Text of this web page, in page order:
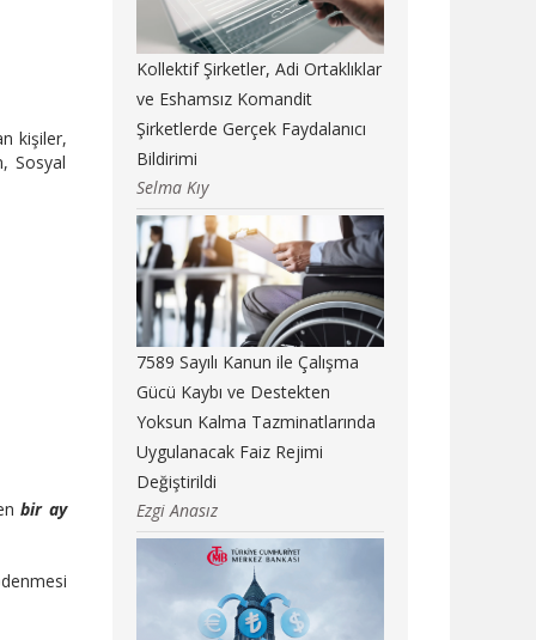
kişiler,
Sosyal
bir ay
Kollektif Şirketler, Adi Ortaklıklar
ve Eshamsız Komandit
Şirketlerde Gerçek Faydalanıcı
Bildirimi
Selma Kıy
7589 Sayılı Kanun ile Çalışma
Gücü Kaybı ve Destekten
Yoksun Kalma Tazminatlarında
Uygulanacak Faiz Rejimi
Değiştirildi
Ezgi Anasız